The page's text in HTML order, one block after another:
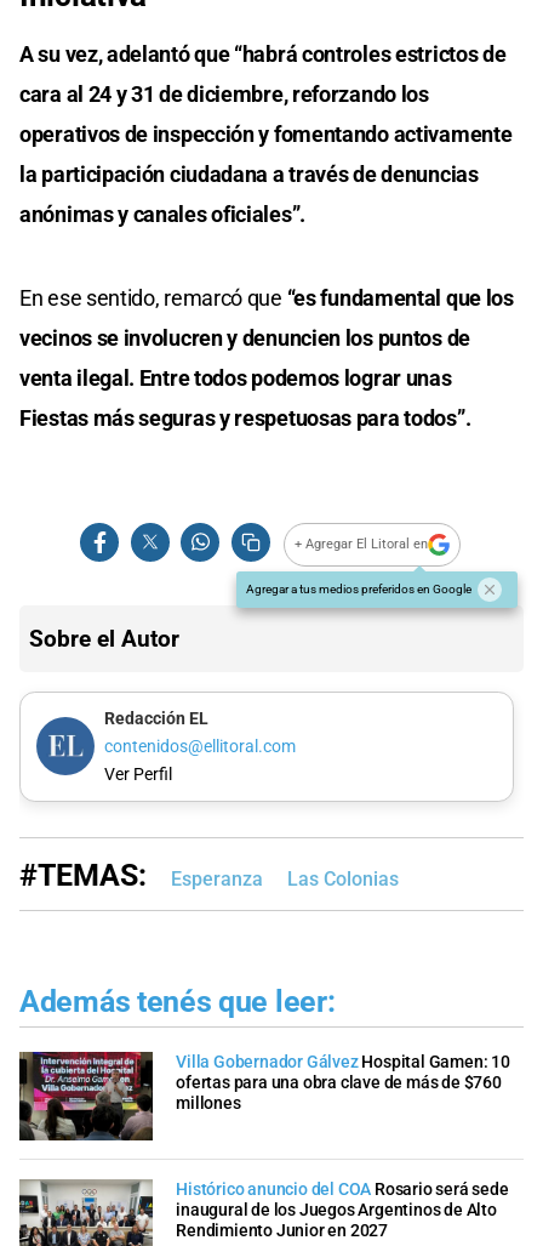
A su vez, adelantó que “habrá controles estrictos de
cara al 24 y 31 de diciembre, reforzando los
operativos de inspección y fomentando activamente
la participación ciudadana a través de denuncias
anónimas y canales oficiales”.
En ese sentido, remarcó que “es fundamental que los
vecinos se involucren y denuncien los puntos de
venta ilegal. Entre todos podemos lograr unas
Fiestas más seguras y respetuosas para todos”.
+ Agregar El Litoral en
Agregar a tus medios preferidos en Google
Sobre el Autor
Redacción EL
contenidos@ellitoral.com
Ver Perfil
#TEMAS: Esperanza Las Colonias
Además tenés que leer:
Villa Gobernador Gálvez Hospital Gamen: 10
ofertas para una obra clave de más de $760
millones
Histórico anuncio del COA Rosario será sede
inaugural de los Juegos Argentinos de Alto
Rendimiento Junior en 2027